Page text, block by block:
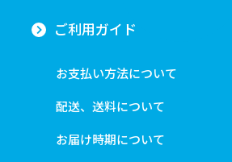
ご利用ガイド
お支払い方法について
配送、送料について
お届け時期について